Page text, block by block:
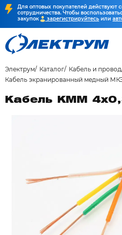
Для оптовых покупателей действуют
сотрудничества. Чтобы
закупок
зарегистрируйтесь или
Электрум Каталог
Кабель и провод
Кабель экранированный медный
Кабель КММ